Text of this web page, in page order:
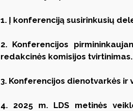
1. Į konferenciją susirinkusių
2. Konferencijos
redakcinės komisijos tvirtinimas.
3. Konferencijos dienotvarkės
4. 2025 m. LDS metinės